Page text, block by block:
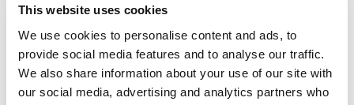
This website uses cookies
We use cookies to personalise content and ads, to
provide social media features and to analyse our traffic.
We also share information about your use of our site with
our social media, advertising and analytics partners who
och måste uppgraderas och moderniseras.
Att behålla och genomföra dessa
investeringar skulle ta för mycket fokus från